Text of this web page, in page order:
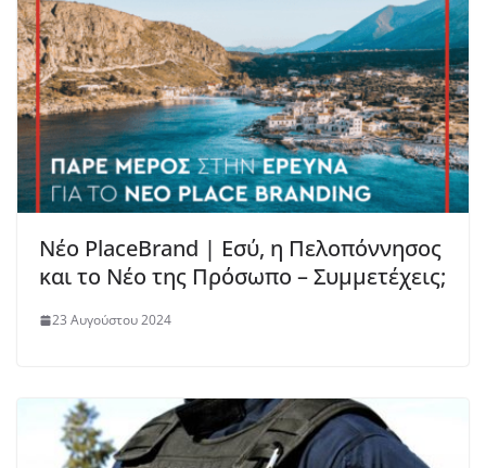
Νέο PlaceBrand | Εσύ, η Πελοπόννησος
και το Νέο της Πρόσωπο – Συμμετέχεις;
23 Αυγούστου 2024